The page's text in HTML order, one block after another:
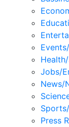
Jobs/
News/
Press